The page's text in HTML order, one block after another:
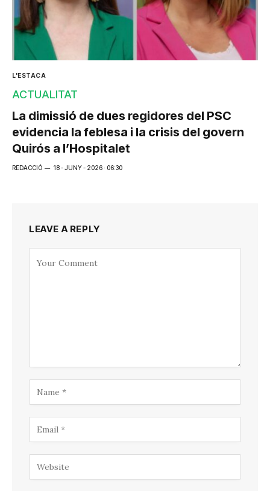
L'ESTACA
ACTUALITAT
La dimissió de dues regidores del PSC
evidencia la feblesa i la crisis del govern
Quirós a l’Hospitalet
REDACCIÓ 18 - JUNY - 2026 · 06:30
LEAVE A REPLY